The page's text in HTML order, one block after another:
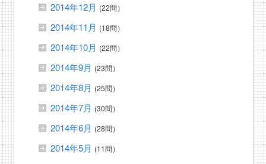
2014年12月 (22問）
2014年11月 (18問）
2014年10月 (22問）
2014年9月 (23問）
2014年8月 (25問）
2014年7月 (30問）
2014年6月 (28問）
2014年5月 (11問）